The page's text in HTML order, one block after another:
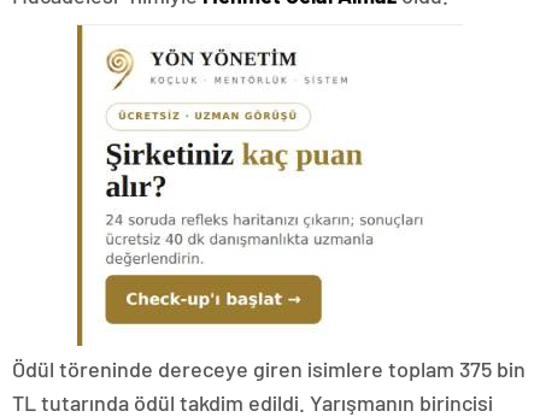
Ödül töreninde dereceye giren isimlere toplam 375 bin
TL tutarında ödül takdim edildi. Yarışmanın birincisi